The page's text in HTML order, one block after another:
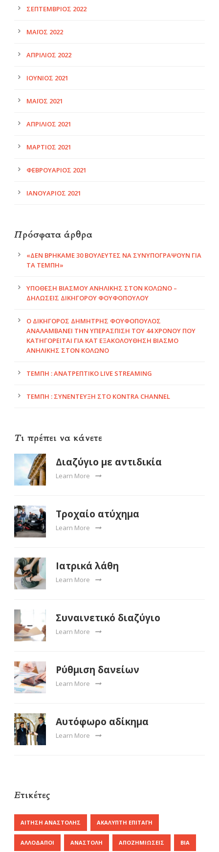
ΣΕΠΤΈΜΒΡΙΟΣ 2022
ΜΆΙΟΣ 2022
ΑΠΡΊΛΙΟΣ 2022
ΙΟΎΝΙΟΣ 2021
ΜΆΙΟΣ 2021
ΑΠΡΊΛΙΟΣ 2021
ΜΆΡΤΙΟΣ 2021
ΦΕΒΡΟΥΆΡΙΟΣ 2021
ΙΑΝΟΥΆΡΙΟΣ 2021
Πρόσφατα άρθρα
«ΔΕΝ ΒΡΉΚΑΜΕ 30 ΒΟΥΛΕΥΤΈΣ ΝΑ ΣΥΝΥΠΟΓΡΆΨΟΥΝ ΓΙΑ
ΤΑ ΤΈΜΠΗ»
ΥΠΌΘΕΣΗ ΒΙΑΣΜΟΎ ΑΝΉΛΙΚΗΣ ΣΤΟΝ ΚΟΛΩΝΌ –
ΔΗΛΏΣΕΙΣ ΔΙΚΗΓΌΡΟΥ ΦΟΥΦΌΠΟΥΛΟΥ
Ο ΔΙΚΗΓΟΡΟΣ ΔΗΜΗΤΡΗΣ ΦΟΥΦΌΠΟΥΛΟΣ
ΑΝΑΛΑΜΒΆΝΕΙ ΤΗΝ ΥΠΕΡΑΣΠΙΣΗ ΤΟΥ 44 ΧΡΌΝΟΥ ΠΟΥ
ΚΑΤΗΓΟΡΕΊΤΑΙ ΓΙΑ ΚΑΤ ΕΞΑΚΟΛΟΎΘΗΣΗ ΒΙΑΣΜΌ
ΑΝΉΛΙΚΗΣ ΣΤΟΝ ΚΟΛΩΝΌ
ΤΈΜΠΗ : ΑΝΑΤΡΕΠΤΙΚΟ LIVE STREAMING
ΤΈΜΠΗ : ΣΥΝΈΝΤΕΥΞΗ ΣΤΟ KONTRA CHANNEL
Τι πρέπει να κάνετε
Διαζύγιο με αντιδικία
Learn More
Τροχαίο ατύχημα
Learn More
Ιατρικά λάθη
Learn More
Συναινετικό διαζύγιο
Learn More
Ρύθμιση δανείων
Learn More
Αυτόφωρο αδίκημα
Learn More
Ετικέτες
ΑΊΤΗΣΗ ΑΝΑΣΤΟΛΉΣ ΑΚΆΛΥΠΤΗ ΕΠΙΤΑΓΉ
ΑΛΛΟΔΑΠΟΊ ΑΝΑΣΤΟΛΉ ΑΠΟΖΗΜΙΏΣΕΙΣ ΒΊΑ